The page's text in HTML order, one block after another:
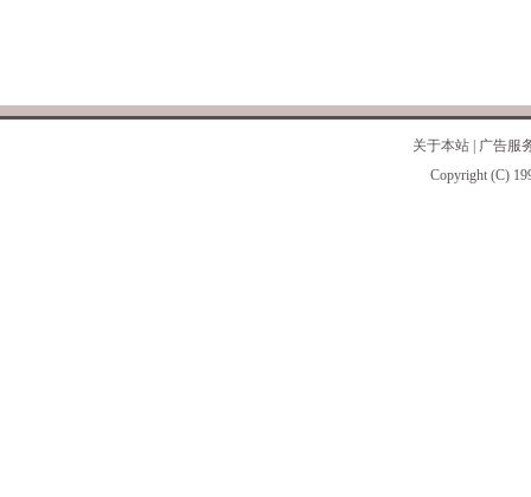
关于本站
广告服
Copyright (C)